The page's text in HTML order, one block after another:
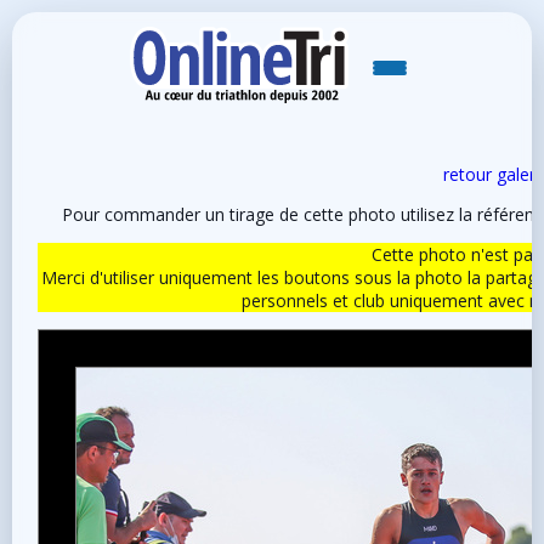
retour
Pour commander un tirage de cette photo utilisez la
Cette photo n'est
Merci d'utiliser uniquement les boutons sous la photo la
personnels et club uniquement avec